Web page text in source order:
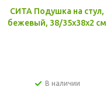
СИТА Подушка на стул,
бежевый, 38/35x38x2 см
В наличии